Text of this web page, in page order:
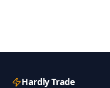
Hardly Trade